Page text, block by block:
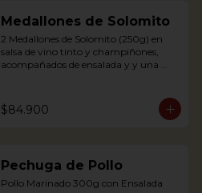
served on a griddle with a baked
potato with sour cream.
Accompanied with a fresh salad and
Chimichurri sauce.
Medallones de Solomito
2 Medallones de Solomito (250g) en
salsa de vino tinto y champiñones,
acompañados de ensalada y y una
maduro relleno de quesito, Palitos de
Yuca, Puré de papa y arracacha
with rustic potatoes and fresh avocado
salad
$84.900
Pechuga de Pollo
Pollo Marinado 300g con Ensalada